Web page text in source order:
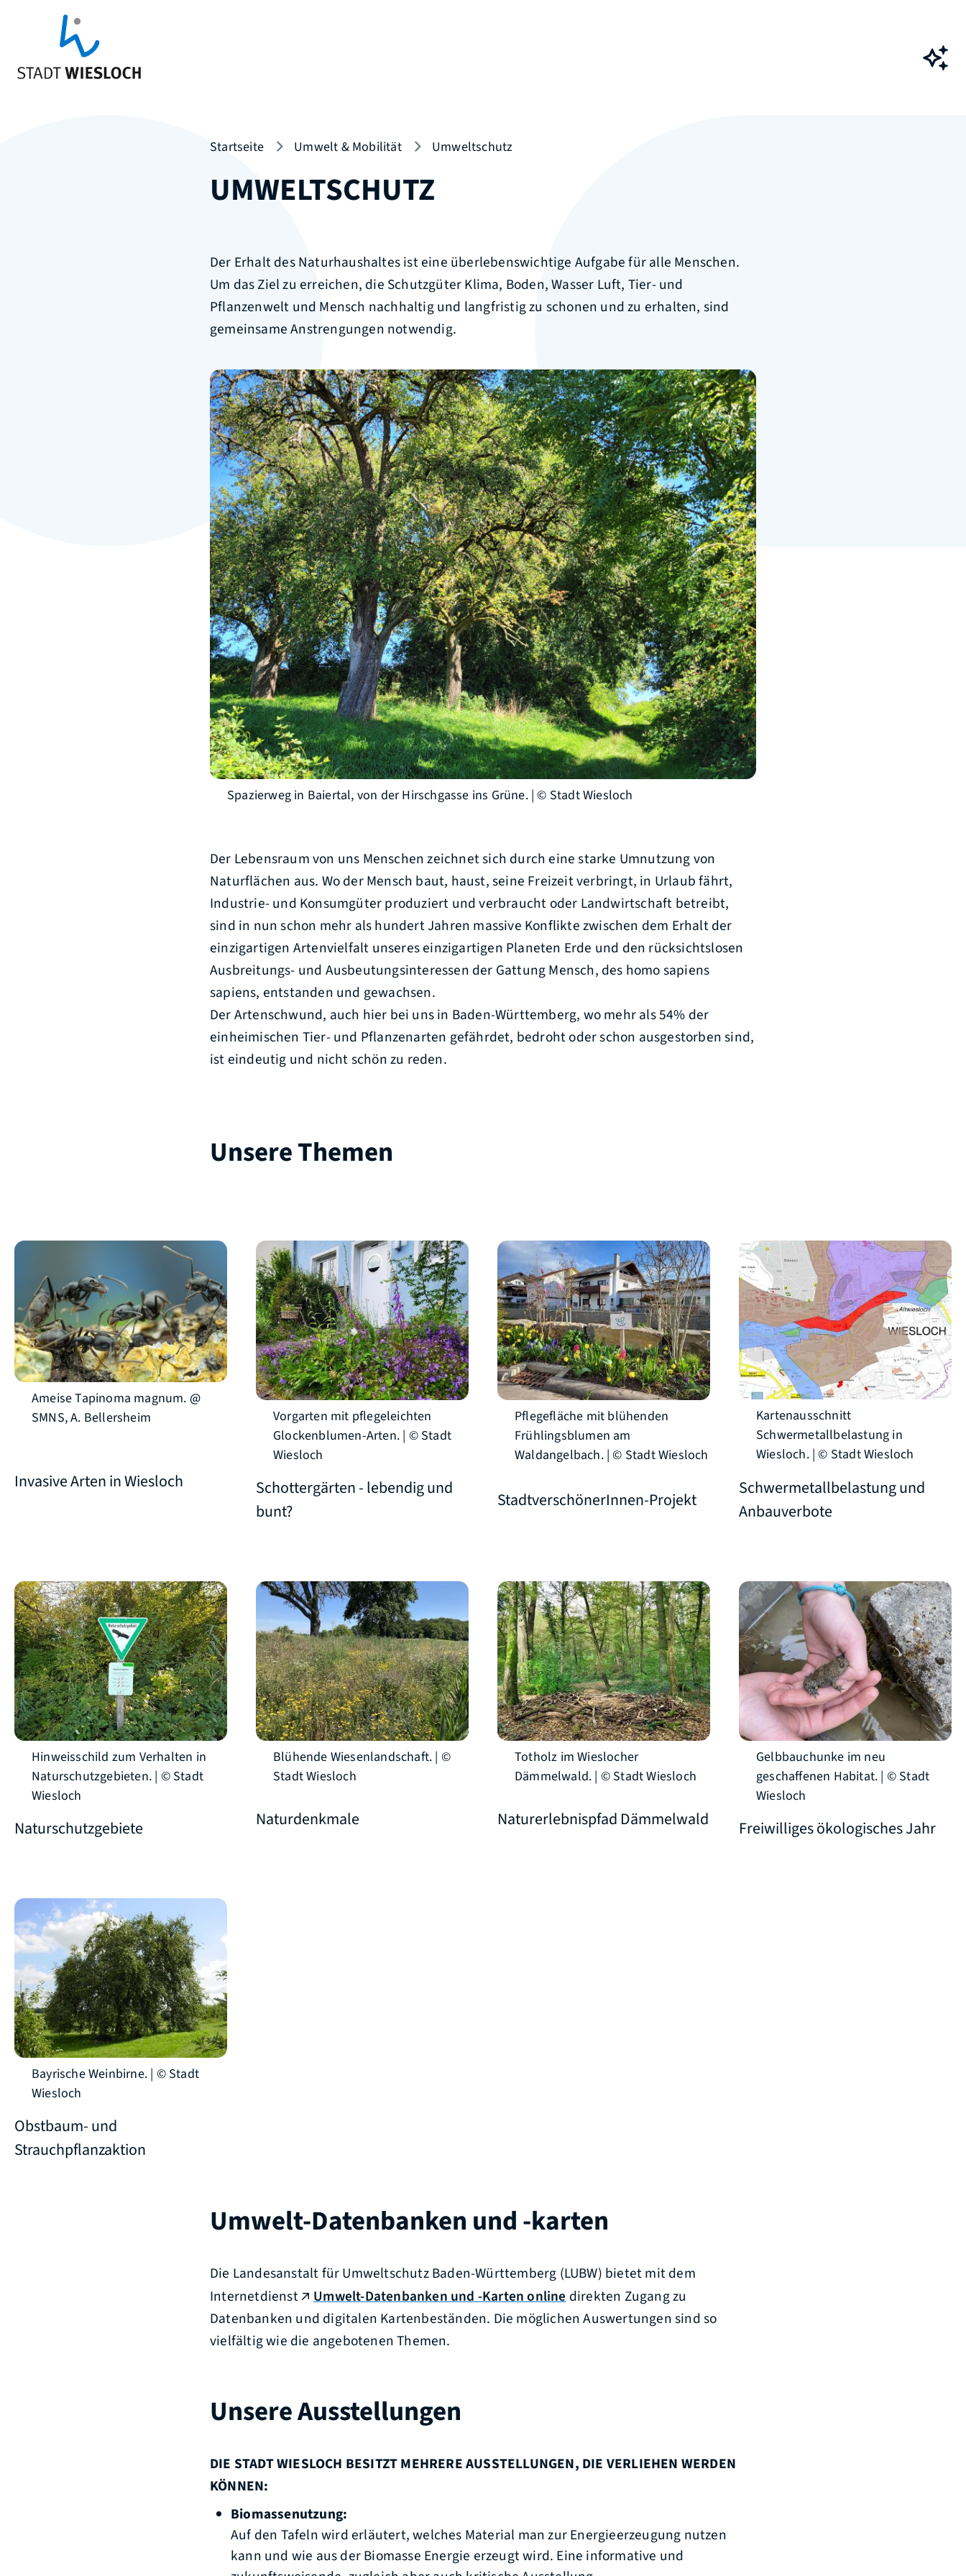
Startseite Umwelt & Mobilität Umweltschutz
UMWELTSCHUTZ
Der Erhalt des Naturhaushaltes ist eine überlebenswichtige Aufgabe für alle Menschen.
Um das Ziel zu erreichen, die Schutzgüter Klima, Boden, Wasser Luft, Tier- und
Pflanzenwelt und Mensch nachhaltig und langfristig zu schonen und zu erhalten, sind
gemeinsame Anstrengungen notwendig.
Spazierweg in Baiertal, von der Hirschgasse ins Grüne. | © Stadt Wiesloch
Der Lebensraum von uns Menschen zeichnet sich durch eine starke Umnutzung von
Naturflächen aus. Wo der Mensch baut, haust, seine Freizeit verbringt, in Urlaub fährt,
Industrie- und Konsumgüter produziert und verbraucht oder Landwirtschaft betreibt,
sind in nun schon mehr als hundert Jahren massive Konflikte zwischen dem Erhalt der
einzigartigen Artenvielfalt unseres einzigartigen Planeten Erde und den rücksichtslosen
Ausbreitungs- und Ausbeutungsinteressen der Gattung Mensch, des homo sapiens
sapiens, entstanden und gewachsen.
Der Artenschwund, auch hier bei uns in Baden-Württemberg, wo mehr als 54% der
einheimischen Tier- und Pflanzenarten gefährdet, bedroht oder schon ausgestorben sind,
ist eindeutig und nicht schön zu reden.
Unsere Themen
Ameise Tapinoma magnum. @
SMNS, A. Bellersheim
Invasive Arten in Wiesloch
Vorgarten mit pflegeleichten
Glockenblumen-Arten. | © Stadt
Wiesloch
Schottergärten - lebendig und
bunt?
Pflegefläche mit blühenden
Frühlingsblumen am
Waldangelbach. | © Stadt Wiesloch
StadtverschönerInnen-Projekt
Kartenausschnitt
Schwermetallbelastung in
Wiesloch. | © Stadt Wiesloch
Schwermetallbelastung und
Anbauverbote
Hinweisschild zum Verhalten in
Naturschutzgebieten. | © Stadt
Wiesloch
Naturschutzgebiete
Blühende Wiesenlandschaft. | ©
Stadt Wiesloch
Naturdenkmale
Totholz im Wieslocher
Dämmelwald. | © Stadt Wiesloch
Naturerlebnispfad Dämmelwald
Gelbbauchunke im neu
geschaffenen Habitat. | © Stadt
Wiesloch
Freiwilliges ökologisches Jahr
Bayrische Weinbirne. | © Stadt
Wiesloch
Obstbaum- und
Strauchpflanzaktion
Umwelt-Datenbanken und -karten
Die Landesanstalt für Umweltschutz Baden-Württemberg (LUBW) bietet mit dem
Internetdienst
Umwelt-Datenbanken und -Karten onlinedirekten Zugang zu
Datenbanken und digitalen Kartenbeständen. Die möglichen Auswertungen sind so
vielfältig wie die angebotenen Themen.
Unsere Ausstellungen
DIE STADT WIESLOCH BESITZT MEHRERE AUSSTELLUNGEN, DIE VERLIEHEN WERDEN
KÖNNEN:
Biomassenutzung:
Auf den Tafeln wird erläutert, welches Material man zur Energieerzeugung nutzen
kann und wie aus der Biomasse Energie erzeugt wird. Eine informative und